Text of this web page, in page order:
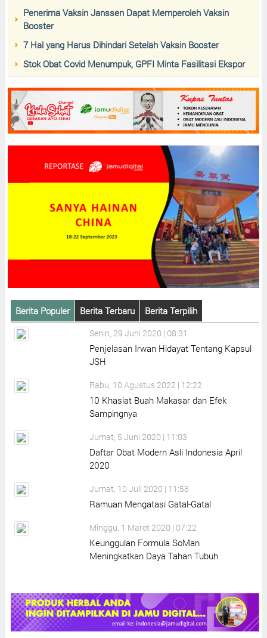
Penerima Vaksin Janssen Dapat Memperoleh Vaksin
Booster
7 Hal yang Harus Dihindari Setelah Vaksin Booster
Stok Obat Covid Menumpuk, GPFI Minta Fasilitasi Ekspor
Berita Populer Berita Terbaru Berita Terpilih
Senin, 29 Juni 2020 | 08:31
Penjelasan Irwan Hidayat Tentang Kapsul
JSH
Rabu, 10 Agustus 2022 | 12:22
10 Khasiat Buah Makasar dan Efek
Sampingnya
Jumat, 5 Juni 2020 | 11:03
Daftar Obat Modern Asli Indonesia April
2020
Jumat, 10 Juli 2020 | 11:58
Ramuan Mengatasi Gatal-Gatal
Minggu, 1 Maret 2020 | 07:22
Keunggulan Formula SoMan
Meningkatkan Daya Tahan Tubuh